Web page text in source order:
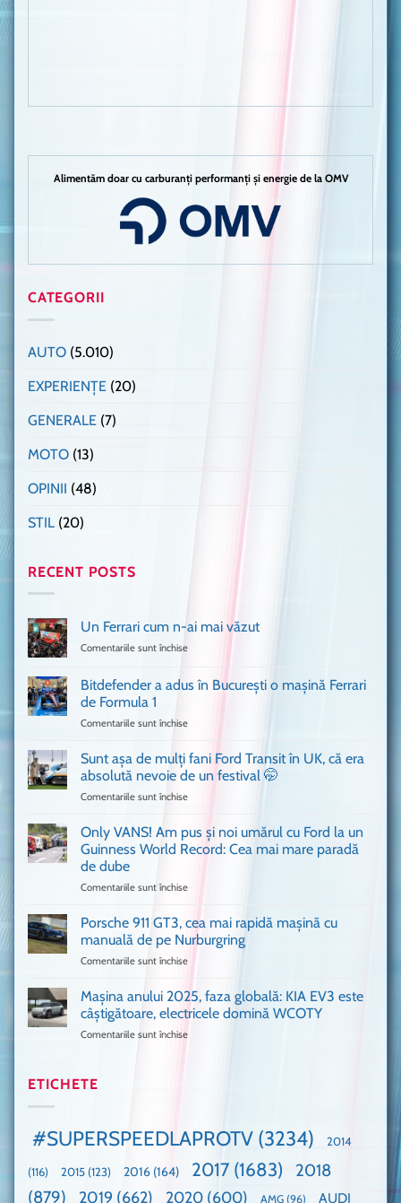
Alimentăm doar cu carburanți performanți și energie de la OMV
CATEGORII
AUTO (5.010)
EXPERIENȚE (20)
GENERALE (7)
MOTO (13)
OPINII (48)
STIL (20)
RECENT POSTS
Un Ferrari cum n-ai mai văzut
Comentariile sunt închise
Ferrari
cum
văzut
Bitdefender a adus în București o mașină Ferrari
de Formula 1
Comentariile sunt închise
a
în
mașină
Ferrari
Sunt așa de mulți fani Ford Transit în UK, că era
absolută nevoie de un festival 🤭
Comentariile sunt închise
așa
mulți
în
UK,
nevoie
de
Only VANS! Am pus și noi umărul cu Ford la un
Guinness World Record: Cea mai mare paradă
de dube
Comentariile sunt închise
VANS!
Am
pus
umărul
cu
mai
mare
paradă
de
dube
Porsche 911 GT3, cea mai rapidă mașină cu
manuală de pe Nurburgring
Comentariile sunt închise
911
GT3,
cea
pe
Nurburgring
Mașina anului 2025, faza globală: KIA EV3 este
câștigătoare, electricele domină WCOTY
Comentariile sunt închise
EV3
câștigătoare,
ETICHETE
#SUPERSPEEDLAPROTV (3234) 2014
(116) 2015 (123) 2016 (164) 2017 (1683)
2018
(879)
2019 (662) 2020 (600) AMG (96)
AUDI